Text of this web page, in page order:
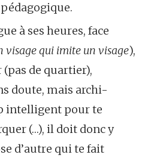
à ses heures, face
visage qui imite un visage),
de quartier),
doute, mais archi-
intelligent pour te
(…), il doit donc y
d’autre qui te fait